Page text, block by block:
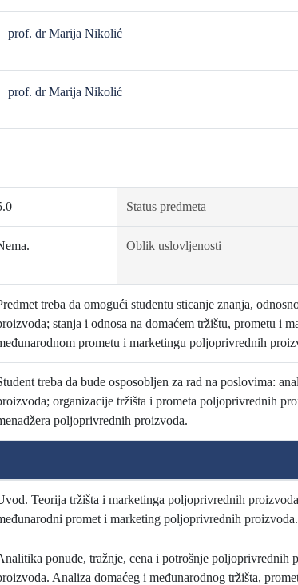
prof. dr Marija Nikolić
prof. dr Marija Nikolić
Status predmeta
Oblik uslovljenosti
treba da omogući studentu sticanje znanja,
stanja i odnosa na domaćem tržištu, prometu i
prometu i marketingu poljoprivrednih
treba da bude osposobljen za rad na poslovima:
organizacije tržišta i prometa poljoprivrednih
poljoprivrednih proizvoda.
Teorija tržišta i marketinga poljoprivrednih
promet i marketing poljoprivrednih proizvoda.
ponude, tražnje, cena i potrošnje
Analiza domaćeg i međunarodnog tržišta,